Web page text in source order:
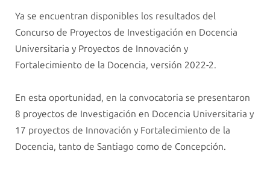
Ya se encuentran disponibles los resultados del
Concurso de Proyectos de Investigación en Docencia
Universitaria y Proyectos de Innovación y
Fortalecimiento de la Docencia, versión 2022-2.
En esta oportunidad, en la convocatoria se presentaron
8 proyectos de Investigación en Docencia Universitaria y
17 proyectos de Innovación y Fortalecimiento de la
Docencia, tanto de Santiago como de Concepción.